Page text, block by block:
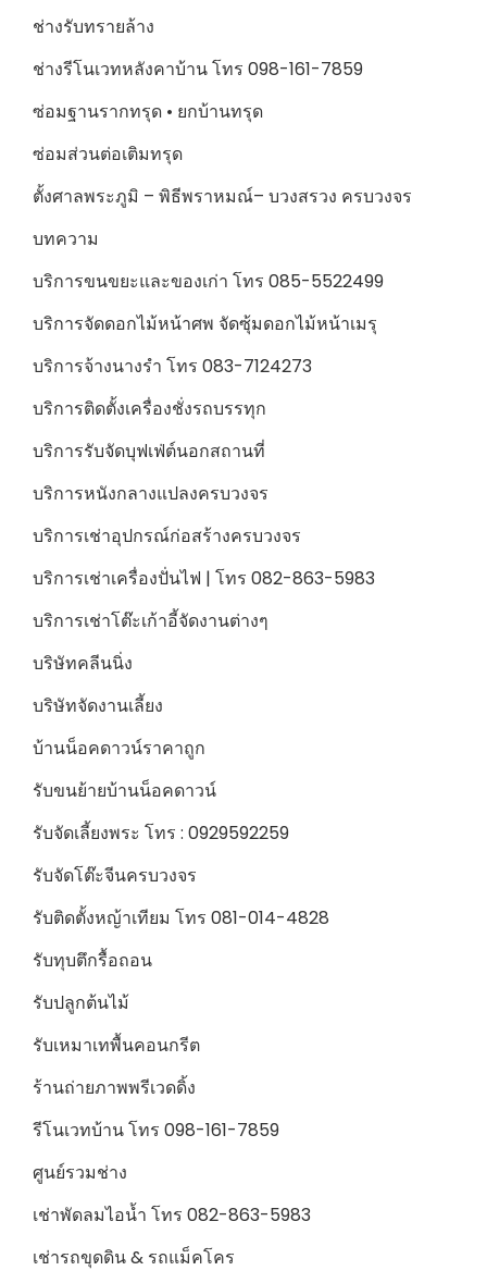
ช่างรับทรายล้าง
ช่างรีโนเวทหลังคาบ้าน โทร 098-161-7859
ซ่อมฐานรากทรุด • ยกบ้านทรุด
ซ่อมส่วนต่อเติมทรุด
ตั้งศาลพระภูมิ – พิธีพราหมณ์– บวงสรวง ครบวงจร
บทความ
บริการขนขยะและของเก่า โทร 085-5522499
บริการจัดดอกไม้หน้าศพ จัดซุ้มดอกไม้หน้าเมรุ
บริการจ้างนางรำ โทร 083-7124273
บริการติดตั้งเครื่องชั่งรถบรรทุก
บริการรับจัดบุฟเฟ่ต์นอกสถานที่
บริการหนังกลางแปลงครบวงจร
บริการเช่าอุปกรณ์ก่อสร้างครบวงจร
บริการเช่าเครื่องปั่นไฟ | โทร 082-863-5983
บริการเช่าโต๊ะเก้าอี้จัดงานต่างๆ
บริษัทคลีนนิ่ง
บริษัทจัดงานเลี้ยง
บ้านน็อคดาวน์ราคาถูก
รับขนย้ายบ้านน็อคดาวน์
รับจัดเลี้ยงพระ โทร : 0929592259
รับจัดโต๊ะจีนครบวงจร
รับติดตั้งหญ้าเทียม โทร 081-014-4828
รับทุบตึกรื้อถอน
รับปลูกต้นไม้
รับเหมาเทพื้นคอนกรีต
ร้านถ่ายภาพพรีเวดดิ้ง
รีโนเวทบ้าน โทร 098-161-7859
ศูนย์รวมช่าง
เช่าพัดลมไอน้ำ โทร 082-863-5983
เช่ารถขุดดิน & รถแม็คโคร